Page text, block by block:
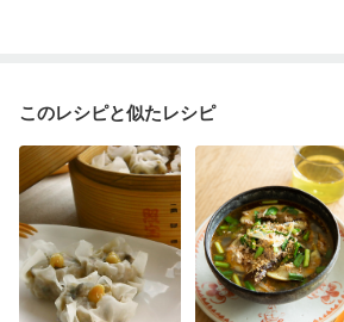
このレシピと似たレシピ